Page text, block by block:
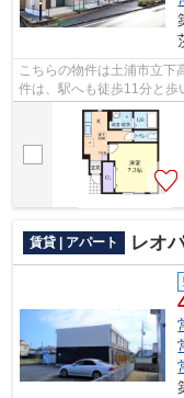
こちらの物件は土浦市立下
件は、駅へも徒歩11分と歩
費用をお支払いいただける
賃貸 | アパート レオ